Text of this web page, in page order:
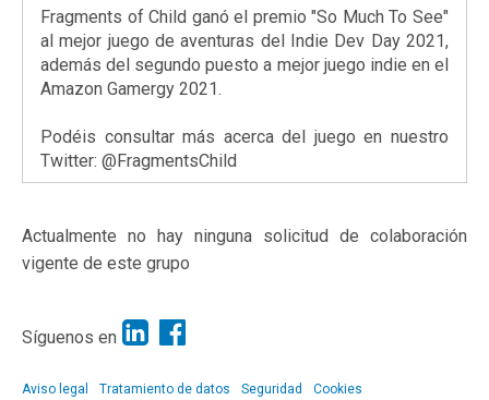
Fragments of Child ganó el premio "So Much To See"
al mejor juego de aventuras del Indie Dev Day 2021,
además del segundo puesto a mejor juego indie en el
Amazon Gamergy 2021.
Podéis consultar más acerca del juego en nuestro
Twitter: @FragmentsChild
Actualmente no hay ninguna solicitud de colaboración
vigente de este grupo
Síguenos en
Aviso legal Tratamiento de datos Seguridad Cookies